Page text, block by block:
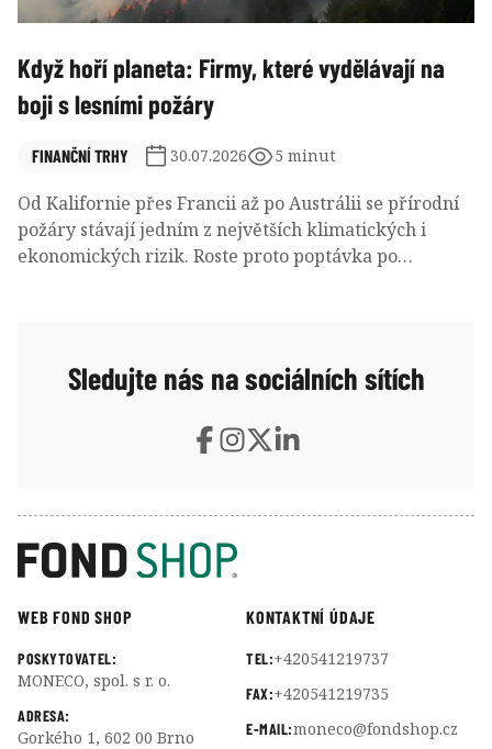
Když hoří planeta: Firmy, které vydělávají na
boji s lesními požáry
FINANČNÍ TRHY 30.07.2026 5 minut
Od Kalifornie přes Francii až po Austrálii se přírodní
požáry stávají jedním z největších klimatických i
ekonomických rizik. Roste proto poptávka po
Sledujte nás na sociálních sítích
WEB FOND SHOP
POSKYTOVATEL:
MONECO, spol. s r. o.
ADRESA:
Gorkého 1, 602 00 Brno
KONTAKTNÍ ÚDAJE
TEL:+420541219737
FAX:+420541219735
E-MAIL:moneco@fondshop.cz